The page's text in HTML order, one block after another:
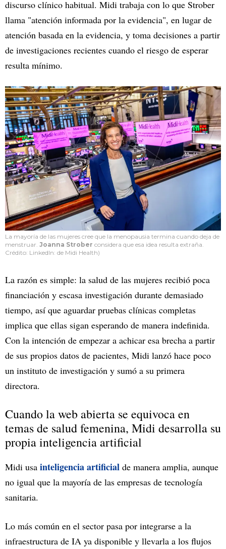
discurso clínico habitual. Midi trabaja con lo que Strober
llama "atención informada por la evidencia", en lugar de
atención basada en la evidencia, y toma decisiones a partir
de investigaciones recientes cuando el riesgo de esperar
resulta mínimo.
La mayoría de las mujeres cree que la menopausia termina cuando deja de
menstruar. Joanna Strober considera que esa idea resulta extraña.
Crédito: LinkedIn: de Midi Health)
La razón es simple: la salud de las mujeres recibió poca
financiación y escasa investigación durante demasiado
tiempo, así que aguardar pruebas clínicas completas
implica que ellas sigan esperando de manera indefinida.
Con la intención de empezar a achicar esa brecha a partir
de sus propios datos de pacientes, Midi lanzó hace poco
un instituto de investigación y sumó a su primera
directora.
Cuando la web abierta se equivoca en
temas de salud femenina, Midi desarrolla su
propia inteligencia artificial
Midi usa inteligencia artificial de manera amplia, aunque
no igual que la mayoría de las empresas de tecnología
sanitaria.
Lo más común en el sector pasa por integrarse a la
infraestructura de IA ya disponible y llevarla a los flujos